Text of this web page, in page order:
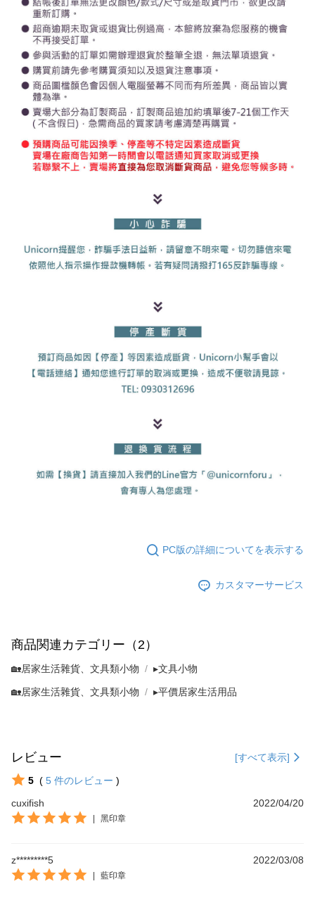
PC版の詳細についてを表示する
カスタマーサービス
商品関連カテゴリー（2）
🏡居家生活雜貨、文具類小物 ▸文具小物
🏡居家生活雜貨、文具類小物 ▸平價居家生活用品
レビュー [すべて表示]
5 ( 5 件のレビュー )
cuxifish
2022/04/20
黑印章
z*********5 2022/03/08
藍印章